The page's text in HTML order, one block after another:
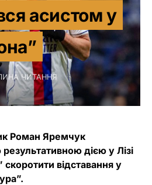
асистом у
ЧИТАННЯ
Роман Яремчук
дією у Лізі
відставання у